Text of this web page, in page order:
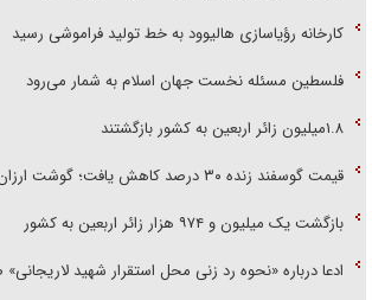
کارخانه رؤیاسازی هالیوود به خط تولید فراموشی رسید
فلسطین مسئله نخست جهان اسلام به شمار می‌رود
۱.۸میلیون زائر اربعین به کشور بازگشتند
قیمت گوسفند زنده ۳۰ درصد کاهش یافت؛ گوشت ارزان نشد
بازگشت یک میلیون و ۹۷۴ هزار زائر اربعین به کشور
ادعا درباره «نحوه رد زنی محل استقرار شهید